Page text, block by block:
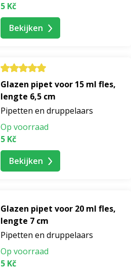
5 Kč
Bekijken
Glazen pipet voor 15 ml fles,
lengte 6,5 cm
Pipetten en druppelaars
Op voorraad
5 Kč
Bekijken
Glazen pipet voor 20 ml fles,
lengte 7 cm
Pipetten en druppelaars
Op voorraad
5 Kč